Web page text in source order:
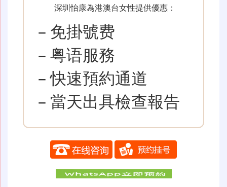
深圳怡康為港澳台女性提供優惠：
– 免掛號费
– 粤语服務
– 快速預約通道
– 當天出具檢查報告